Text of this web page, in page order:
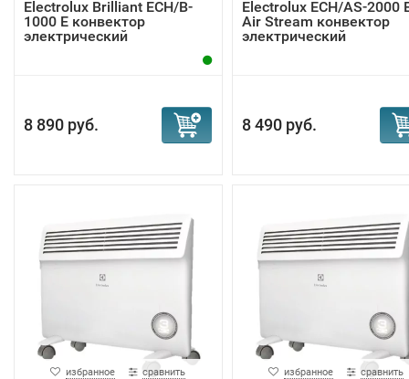
Electrolux Brilliant ECH/B-
1000 E конвектор
электрический
8 890 руб.
Electrolux ECH/AS-2000
Air Stream конвектор
электрический
8 490 руб.
избранное сравнить избранное сравнить